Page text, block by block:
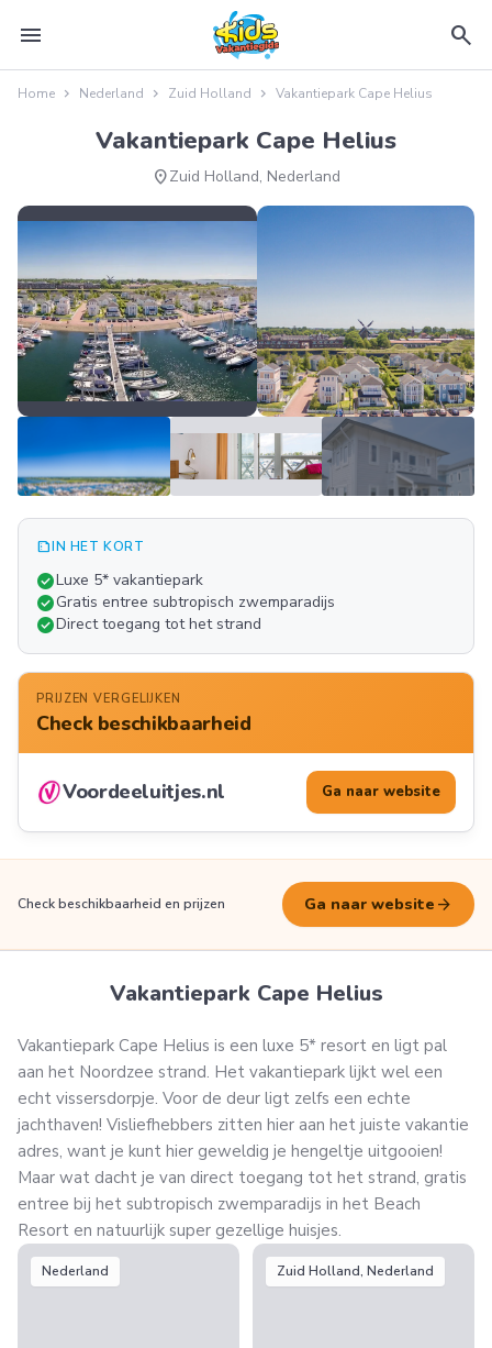
menu search
Home Nederland Zuid Holland Vakantiepark Cape Helius
Vakantiepark Cape Helius
location_onZuid Holland, Nederland
summarizeIN HET KORT
check_circleLuxe 5* vakantiepark
check_circleGratis entree subtropisch zwemparadijs
check_circleDirect toegang tot het strand
PRIJZEN VERGELIJKEN
Check beschikbaarheid
Voordeeluitjes.nl Ga naar website
Check beschikbaarheid en prijzen Ga naar website arrow_forward
Vakantiepark Cape Helius
Vakantiepark Cape Helius is een luxe 5* resort en ligt pal
aan het Noordzee strand. Het vakantiepark lijkt wel een
echt vissersdorpje. Voor de deur ligt zelfs een echte
jachthaven! Visliefhebbers zitten hier aan het juiste vakantie
adres, want je kunt hier geweldig je hengeltje uitgooien!
Maar wat dacht je van direct toegang tot het strand, gratis
entree bij het subtropisch zwemparadijs in het Beach
Resort en natuurlijk super gezellige huisjes.
Nederland Zuid Holland, Nederland